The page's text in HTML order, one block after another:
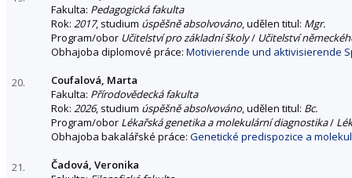
Fakulta: Pedagogická fakulta
Rok: 2017, studium úspěšně absolvováno, udělen titul: Mgr.
Program/obor Učitelství pro základní školy/ Učitelství
Obhajoba diplomové práce: Motivierende und aktivisierende
20.
Coufalová, Marta
Fakulta: Přírodovědecká fakulta
Rok: 2026, studium úspěšně absolvováno, udělen titul: Bc.
Program/obor Lékařská genetika a molekulární diagnostika/
Obhajoba bakalářské práce: Genetické predispozice a
21.
Čadová, Veronika